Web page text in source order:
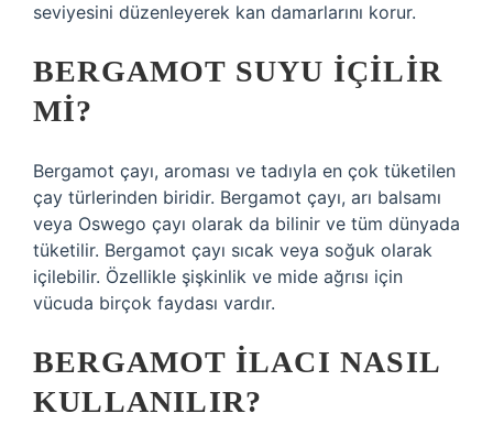
seviyesini düzenleyerek kan damarlarını korur.
BERGAMOT SUYU IÇILIR
MI?
Bergamot çayı, aroması ve tadıyla en çok tüketilen
çay türlerinden biridir. Bergamot çayı, arı balsamı
veya Oswego çayı olarak da bilinir ve tüm dünyada
tüketilir. Bergamot çayı sıcak veya soğuk olarak
içilebilir. Özellikle şişkinlik ve mide ağrısı için
vücuda birçok faydası vardır.
BERGAMOT ILACI NASIL
KULLANILIR?